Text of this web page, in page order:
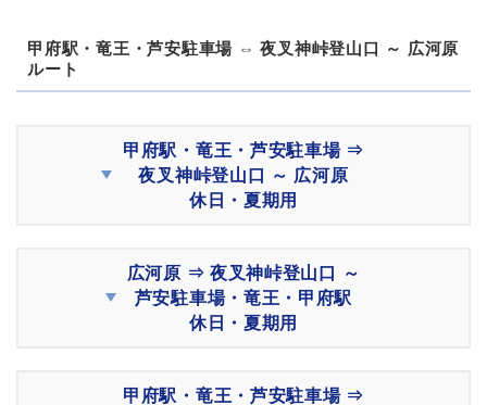
甲府駅・竜王・芦安駐車場 ⇔ 夜叉神峠登山口 ～ 広河原
ルート
甲府駅・竜王・芦安駐車場 ⇒
夜叉神峠登山口 ～ 広河原
休日・夏期用
広河原 ⇒ 夜叉神峠登山口 ～
芦安駐車場・竜王・甲府駅
休日・夏期用
甲府駅・竜王・芦安駐車場 ⇒